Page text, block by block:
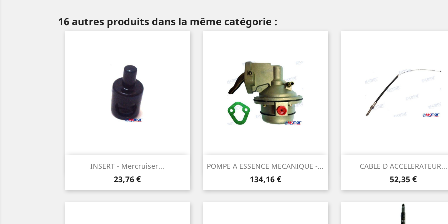
16 autres produits dans la même catégorie :
INSERT - Mercruiser...
Prix
23,76 €
Aperçu rapide POMPE A ESSENCE MECANIQUE -...
Prix
134,16 €
Aperçu rapide CABLE D ACCELERATEUR...
Prix
52,35 €
 Aperçu rapide